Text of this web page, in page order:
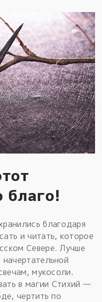
благо!
благодаря
и читать, которое
Севере. Лучше
мукосоли.
в магии Стихий —
чертить по